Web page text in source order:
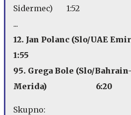
Sidermec) 1:52
...
12. Jan Polanc (Slo/
1:55
95. Grega Bole (Slo/Bahrain-
Merida) 6:20
Skupno: